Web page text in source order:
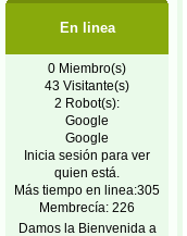
En linea
0 Miembro(s)
43 Visitante(s)
2 Robot(s):
Google
Google
Inicia sesión para ver
quien está.
Más tiempo en linea:305
Membrecía: 226
Damos la Bienvenida a